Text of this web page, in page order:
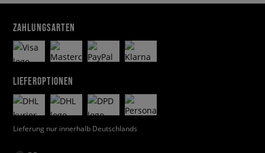
ZAHLUNGSARTEN
LIEFEROPTIONEN
Lieferung nur innerhalb Deutschlands